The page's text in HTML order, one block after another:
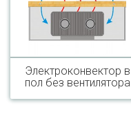
Электроконвектор в
пол без вентилятора